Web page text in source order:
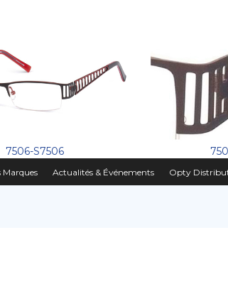
7506-S7506
Marques Actualités & Événements Opty